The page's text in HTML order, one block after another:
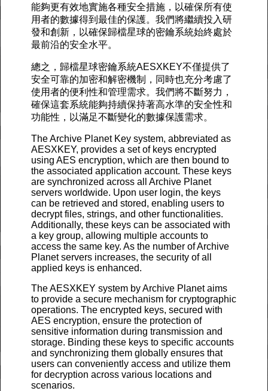
能夠更有效地實施各種安全措施，以確保所有使
用者的數據得到最佳的保護。我們將繼續投入研
發和創新，以確保歸檔星球的密鑰系統始終處於
最前沿的安全水平。
總之，歸檔星球密鑰系統AESXKEY不僅提供了
安全可靠的加密和解密機制，同時也充分考慮了
使用者的便利性和管理需求。我們將不斷努力，
確保這套系統能夠持續保持著高水準的安全性和
功能性，以滿足不斷變化的數據保護需求。
The Archive Planet Key system, abbreviated as
AESXKEY, provides a set of keys encrypted
using AES encryption, which are then bound to
the associated application account. These keys
are synchronized across all Archive Planet
servers worldwide. Upon user login, the keys
can be retrieved and stored, enabling users to
decrypt files, strings, and other functionalities.
Additionally, these keys can be associated with
a key group, allowing multiple accounts to
access the same key. As the number of Archive
Planet servers increases, the security of all
applied keys is enhanced.
The AESXKEY system by Archive Planet aims
to provide a secure mechanism for cryptographic
operations. The encrypted keys, secured with
AES encryption, ensure the protection of
sensitive information during transmission and
storage. Binding these keys to specific accounts
and synchronizing them globally ensures that
users can conveniently access and utilize them
for decryption across various locations and
scenarios.